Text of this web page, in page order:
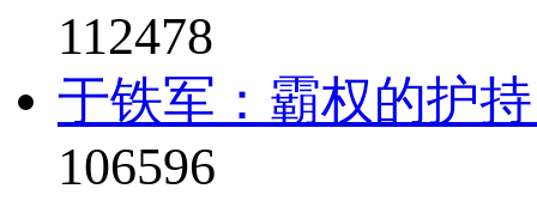
112478
于铁军：霸权的护
106596